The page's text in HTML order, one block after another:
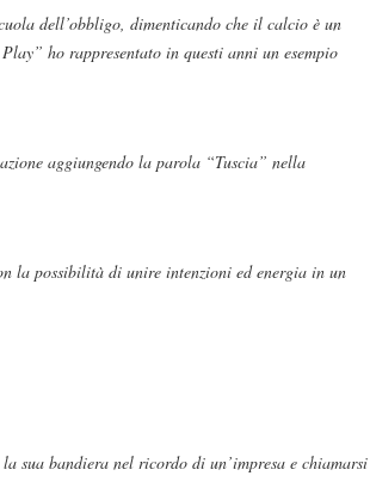
dell’obbligo, dimenticando che il calcio è un
ho rappresentato in questi anni un esempio
aggiungendo la parola “Tuscia” nella
la possibilità di unire intenzioni ed energia in un
sua bandiera nel ricordo di un’impresa e chiamarsi